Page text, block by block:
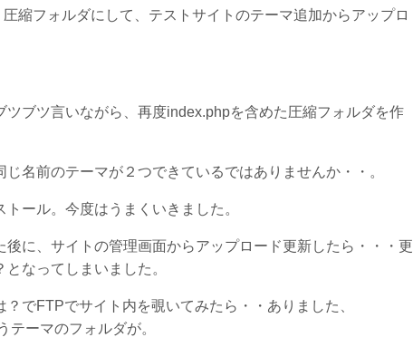
縮フォルダにして、テストサイトのテーマ追加からアップロ
ブツ言いながら、再度index.phpを含めた圧縮フォルダを作
名前のテーマが２つできているではありませんか・・。
ール。今度はうまくいきました。
に、サイトの管理画面からアップロード更新したら・・・更
なってしまいました。
でFTPでサイト内を覗いてみたら・・ありました、
テーマのフォルダが。